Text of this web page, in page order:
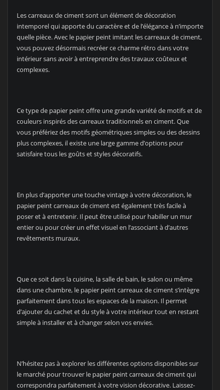
Les carreaux de ciment sont un élément de décoration
intemporel qui apporte du caractère et de l’élégance à n’importe
quelle pièce. Avec le papier peint imitant les carreaux de ciment,
vous pouvez désormais recréer ce charme rétro dans votre
intérieur sans avoir à entreprendre des travaux coûteux et
complexes.
Ce type de papier peint offre une grande variété de motifs et de
couleurs inspirés des carreaux traditionnels en ciment. Que
vous préfériez des motifs géométriques simples ou des dessins
plus complexes, il existe une large gamme d’options pour
satisfaire tous les goûts et styles décoratifs.
En plus d’apporter une touche vintage à votre décoration, le
papier peint carreaux de ciment est également très facile à
poser et à entretenir. Il peut être utilisé pour habiller un mur
entier ou pour créer un effet visuel en l’associant à d’autres
revêtements muraux.
Que ce soit dans la cuisine, la salle de bain, le salon ou même
dans une chambre, le papier peint carreaux de ciment s’intègre
parfaitement dans tous les espaces de la maison. Il permet
d’ajouter du cachet et du style à votre intérieur tout en restant
simple à installer et à changer selon vos envies.
N’hésitez pas à explorer les différentes options disponibles sur
le marché pour trouver le papier peint carreaux de ciment qui
correspondra parfaitement à votre vision décorative. Laissez-